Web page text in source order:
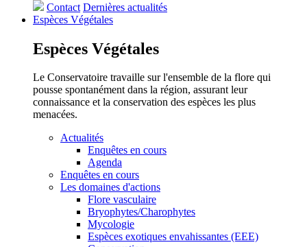
Contact Dernières actualités
Espèces Végétales
Espèces Végétales
Le Conservatoire travaille sur l'ensemble de la flore qui
pousse spontanément dans la région, assurant leur
connaissance et la conservation des espèces les plus
menacées.
Actualités
Enquêtes en cours
Agenda
Enquêtes en cours
Les domaines d'actions
Flore vasculaire
Bryophytes/Charophytes
Mycologie
Espèces exotiques envahissantes (EEE)